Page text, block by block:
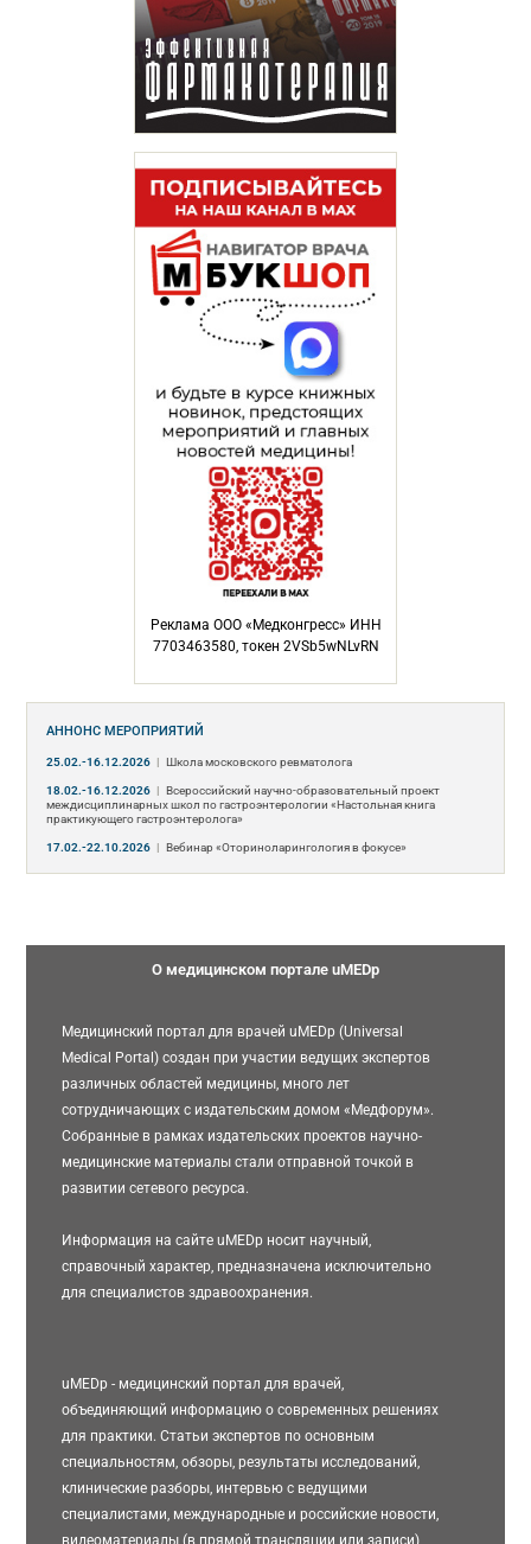
Реклама ООО «Медконгресс» ИНН
7703463580, токен 2VSb5wNLvRN
АННОНС МЕРОПРИЯТИЙ
25.02.-16.12.2026 | Школа московского ревматолога
18.02.-16.12.2026 | Всероссийский научно-образовательный проект
междисциплинарных школ по гастроэнтерологии «Настольная книга
практикующего гастроэнтеролога»
17.02.-22.10.2026 | Вебинар «Оториноларингология в фокусе»
О медицинском портале uMEDp
Медицинский портал для врачей uMEDp (Universal
Medical Portal) создан при участии ведущих экспертов
различных областей медицины, много лет
сотрудничающих с издательским домом «Медфорум».
Собранные в рамках издательских проектов научно-
медицинские материалы стали отправной точкой в
развитии сетевого ресурса.
Информация на сайте uMEDp носит научный,
справочный характер, предназначена исключительно
для специалистов здравоохранения.
uMEDp - медицинский портал для врачей,
объединяющий информацию о современных решениях
для практики. Статьи экспертов по основным
специальностям, обзоры, результаты исследований,
клинические разборы, интервью с ведущими
специалистами, международные и российские новости,